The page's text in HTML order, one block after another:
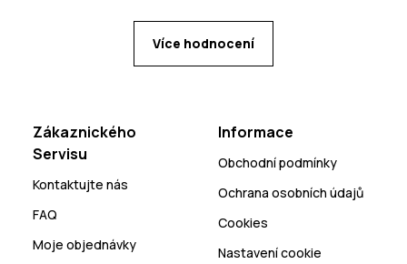
Více hodnocení
Zákaznického
Servisu
Kontaktujte nás
FAQ
Moje objednávky
Informace
Obchodní podmínky
Ochrana osobních údajů
Cookies
Nastavení cookie